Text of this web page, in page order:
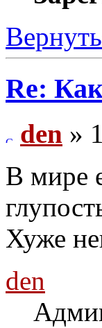
Re:
den »
В мире
Хуже
den